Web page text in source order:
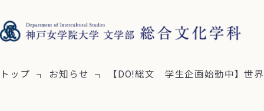
トップ お知らせ 【DO!総文 学生企画始動中】世